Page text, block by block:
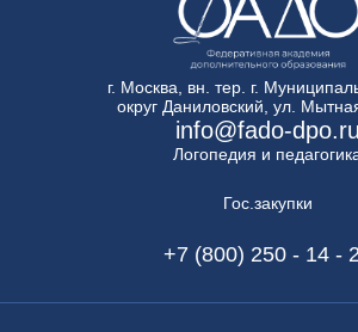
г. Москва, вн. тер. г.
округ Даниловский, ул.
info@fado-dpo.ru
Логопедия и
Гос.закупки
+7 (800) 250 - 14 -